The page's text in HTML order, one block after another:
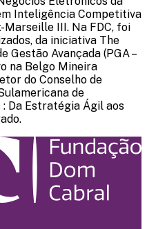
Inteligência Competitiva
III. Na FDC, foi
da iniciativa The
Gestão Avançada (PGA –
na Belgo Mineira
do Conselho de
de
Da Estratégia Ágil aos